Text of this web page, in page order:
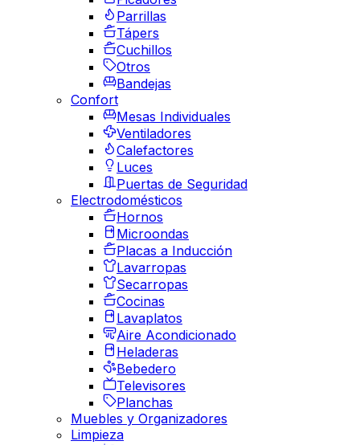
Parrillas
Tápers
Cuchillos
Otros
Bandejas
Confort
Mesas Individuales
Ventiladores
Calefactores
Luces
Puertas de Seguridad
Electrodomésticos
Hornos
Microondas
Placas a Inducción
Lavarropas
Secarropas
Cocinas
Lavaplatos
Aire Acondicionado
Heladeras
Bebedero
Televisores
Planchas
Muebles y Organizadores
Limpieza